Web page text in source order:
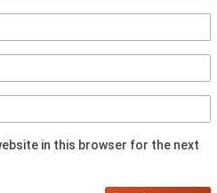
in this browser for the next